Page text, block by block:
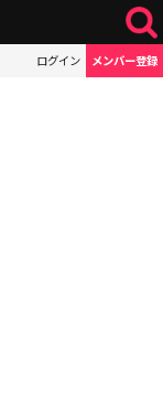
ログイン メンバー登録